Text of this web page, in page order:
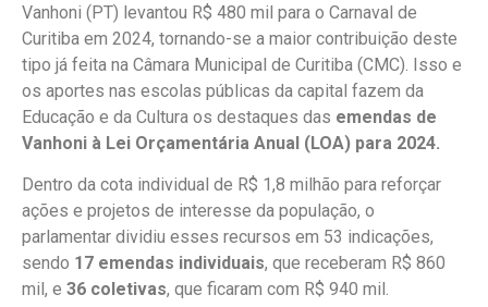
Vanhoni (PT) levantou R$ 480 mil para o Carnaval de
Curitiba em 2024, tornando-se a maior contribuição deste
tipo já feita na Câmara Municipal de Curitiba (CMC). Isso e
os aportes nas escolas públicas da capital fazem da
Educação e da Cultura os destaques das emendas de
Vanhoni à Lei Orçamentária Anual (LOA) para 2024.
Dentro da cota individual de R$ 1,8 milhão para reforçar
ações e projetos de interesse da população, o
parlamentar dividiu esses recursos em 53 indicações,
sendo 17 emendas individuais, que receberam R$ 860
mil, e 36 coletivas, que ficaram com R$ 940 mil.